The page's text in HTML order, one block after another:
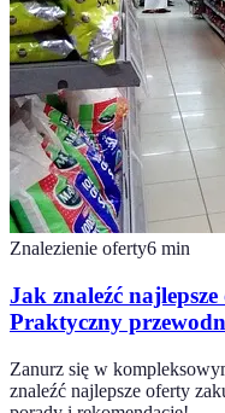
Znalezienie oferty6 min
Jak znaleźć
Praktyczny
Zanurz się w
znaleźć najlepsze oferty